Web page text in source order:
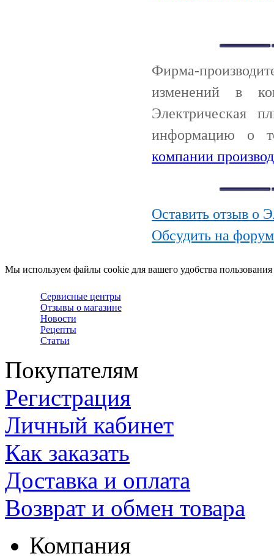
Фирма-
изменений в
Электрическая
информацию о
компании
Оставить отзыв о
Обсудить на
Мы используем файлы cookie для вашего удобства
Сервисные центры
Отзывы о магазине
Новости
Рецепты
Статьи
Покупателям
Регистрация
Личный кабинет
Как заказать
Доставка и оплата
Возврат и обмен товара
Компания